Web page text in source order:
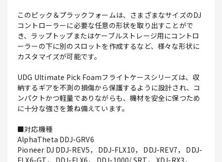
このピック＆プラックフォームは、さまざまなサイズのDJ
コントローラーに必要な任意の形状を取り出すことがで
き、ラップトップまたはケーブルストレージ用にコントロ
ーラーの下に別のスロットを作成するなど、様々な形状に
カスタマイズが可能です。
UDG Ultimate Pick Foamフライトケースシリーズは、収
納するギアを不測の損傷から保護するように設計され、コ
ンパクトかつ軽量でありながらも、機材を安全に保つため
に十分な強さを兼ね備えています。
■対応機種
AlphaTheta DDJ-GRV6
Pioneer DJ DDJ-REV5， DDJ-FLX10， DDJ-REV7， DDJ-